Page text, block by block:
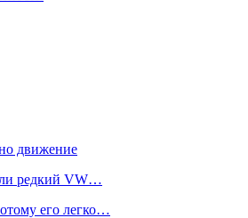
движение
редкий VW…
его легко…